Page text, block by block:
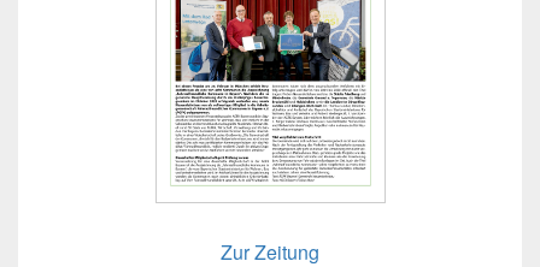
Zur Zeitung